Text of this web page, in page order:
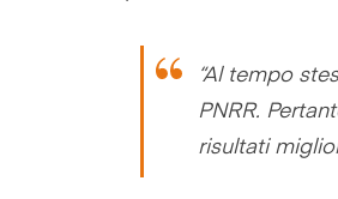
“Al tempo
PNRR.
risultati